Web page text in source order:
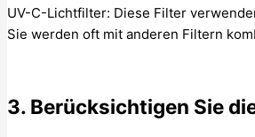
UV-C-Lichtfilter: Diese Filter
Sie werden oft mit anderen Filtern
3. Berücksichtigen Sie